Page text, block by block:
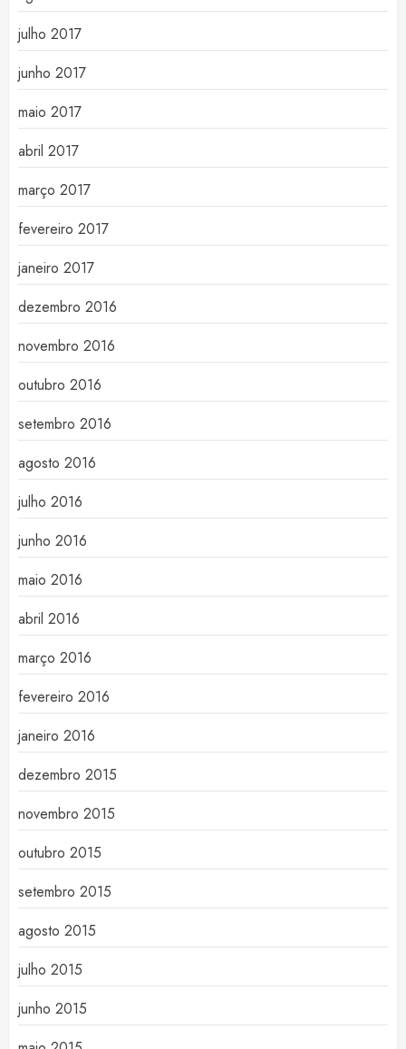
julho 2017
junho 2017
maio 2017
abril 2017
março 2017
fevereiro 2017
janeiro 2017
dezembro 2016
novembro 2016
outubro 2016
setembro 2016
agosto 2016
julho 2016
junho 2016
maio 2016
abril 2016
março 2016
fevereiro 2016
janeiro 2016
dezembro 2015
novembro 2015
outubro 2015
setembro 2015
agosto 2015
julho 2015
junho 2015